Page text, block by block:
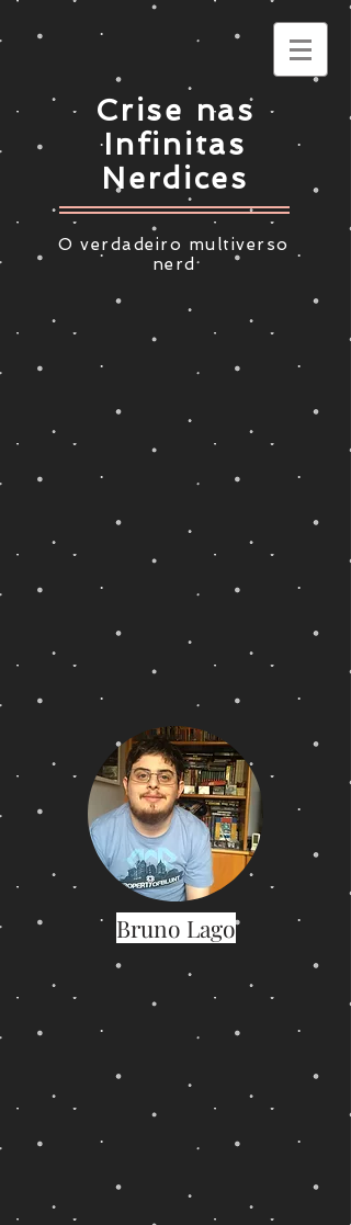
Crise nas
Infinitas
Nerdices
O verdadeiro multiverso
nerd
Bruno Lago